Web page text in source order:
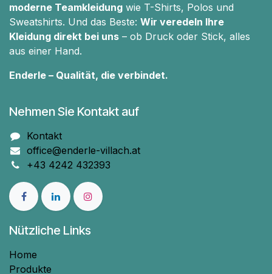
moderne Teamkleidung wie T-Shirts, Polos und
Sweatshirts. Und das Beste: Wir veredeln Ihre
Kleidung direkt bei uns – ob Druck oder Stick, alles
aus einer Hand.
Enderle – Qualität, die verbindet.
Nehmen Sie Kontakt auf
Kontakt
office@enderle-villach.at
+43 4242 432393
Nützliche Links
Home
Produkte